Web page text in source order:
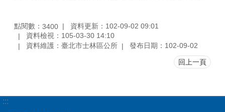
點閱數： 3400
資料更新：102-09-02 09:01
資料檢視：105-03-30 14:10
資料維護：臺北市士林區公所
發布日期：102-09-02
回上一頁
:::